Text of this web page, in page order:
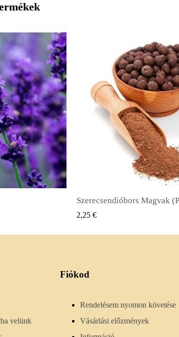
(Pimenta dioica) GYORSNÉZET
2,50 €
velünk
Fiókod
Rendelésem nyomon követése
Vásárlási előzmények